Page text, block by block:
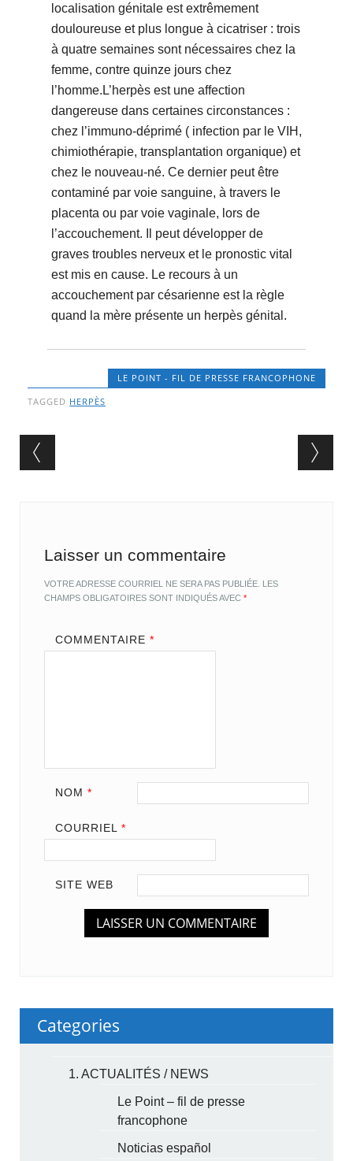
localisation génitale est extrêmement
douloureuse et plus longue à cicatriser : trois
à quatre semaines sont nécessaires chez la
femme, contre quinze jours chez
l’homme.L’herpès est une affection
dangereuse dans certaines circonstances :
chez l’immuno-déprimé ( infection par le VIH,
chimiothérapie, transplantation organique) et
chez le nouveau-né. Ce dernier peut être
contaminé par voie sanguine, à travers le
placenta ou par voie vaginale, lors de
l’accouchement. Il peut développer de
graves troubles nerveux et le pronostic vital
est mis en cause. Le recours à un
accouchement par césarienne est la règle
quand la mère présente un herpès génital.
LE POINT - FIL DE PRESSE FRANCOPHONE
TAGGED HERPÈS
Post navigation
Laisser un commentaire
VOTRE ADRESSE COURRIEL NE SERA PAS PUBLIÉE. LES
CHAMPS OBLIGATOIRES SONT INDIQUÉS AVEC*
COMMENTAIRE *
NOM *
COURRIEL *
SITE WEB
Categories
1. ACTUALITÉS / NEWS
Le Point – fil de presse
francophone
Noticias español